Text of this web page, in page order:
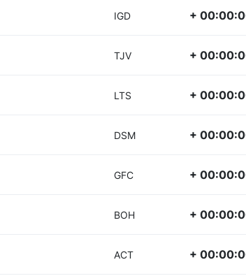
IGD +
TJV +
LTS +
DSM +
GFC +
BOH +
ACT +